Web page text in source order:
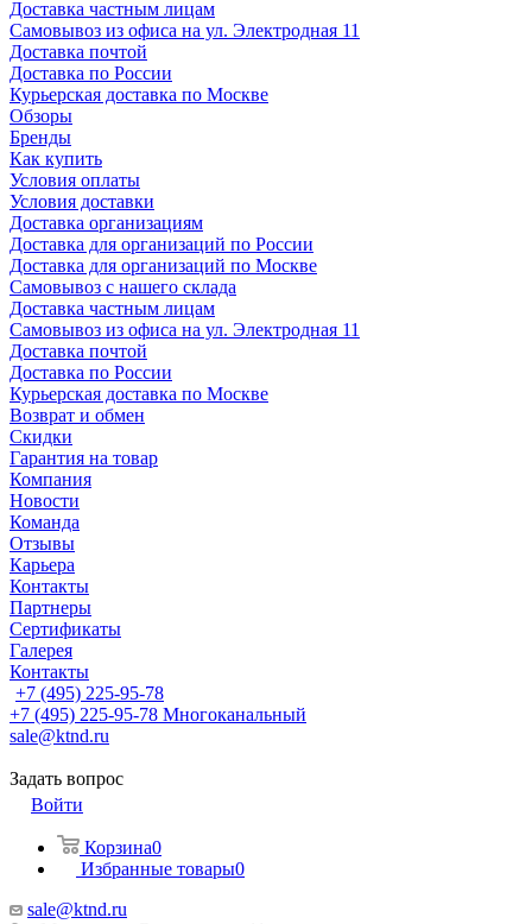
Доставка частным лицам
Самовывоз из офиса на ул. Электродная 11
Доставка почтой
Доставка по России
Курьерская доставка по Москве
Обзоры
Бренды
Как купить
Условия оплаты
Условия доставки
Доставка организациям
Доставка для организаций по России
Доставка для организаций по Москве
Самовывоз с нашего склада
Доставка частным лицам
Самовывоз из офиса на ул. Электродная 11
Доставка почтой
Доставка по России
Курьерская доставка по Москве
Возврат и обмен
Скидки
Гарантия на товар
Компания
Новости
Команда
Отзывы
Карьера
Контакты
Партнеры
Сертификаты
Галерея
Контакты
+7 (495) 225-95-78
+7 (495) 225-95-78 Многоканальный
sale@ktnd.ru
Задать вопрос
Войти
Корзина0
Избранные товары0
sale@ktnd.ru